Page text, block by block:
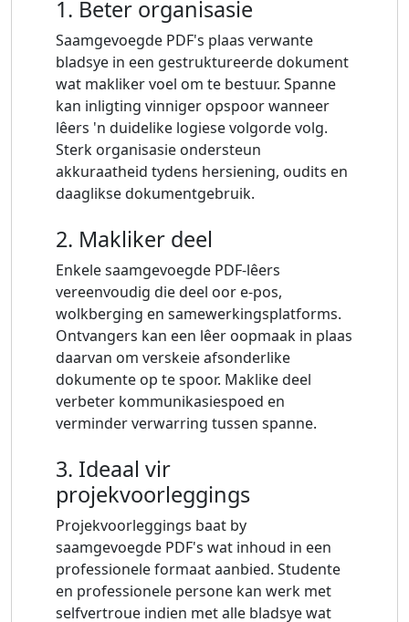
1. Beter organisasie
Saamgevoegde PDF's plaas verwante
bladsye in een gestruktureerde dokument
wat makliker voel om te bestuur. Spanne
kan inligting vinniger opspoor wanneer
lêers 'n duidelike logiese volgorde volg.
Sterk organisasie ondersteun
akkuraatheid tydens hersiening, oudits en
daaglikse dokumentgebruik.
2. Makliker deel
Enkele saamgevoegde PDF-lêers
vereenvoudig die deel oor e-pos,
wolkberging en samewerkingsplatforms.
Ontvangers kan een lêer oopmaak in plaas
daarvan om verskeie afsonderlike
dokumente op te spoor. Maklike deel
verbeter kommunikasiespoed en
verminder verwarring tussen spanne.
3. Ideaal vir
projekvoorleggings
Projekvoorleggings baat by
saamgevoegde PDF's wat inhoud in een
professionele formaat aanbied. Studente
en professionele persone kan werk met
selfvertroue indien met alle bladsye wat